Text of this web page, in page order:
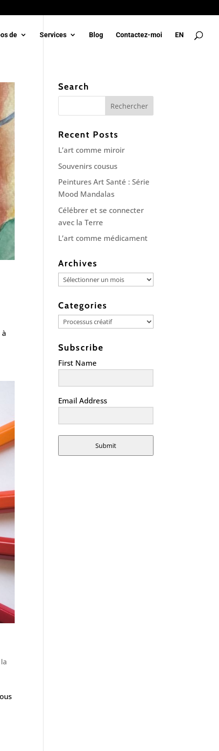
de Services Blog Contactez-moi EN
à
Search
Recent Posts
L’art comme miroir
Souvenirs cousus
Peintures Art Santé : Série
Mood Mandalas
Célébrer et se connecter
avec la Terre
L’art comme médicament
Archives
Archives
Categories
Categories
Subscribe
First Name
Email Address
Submit